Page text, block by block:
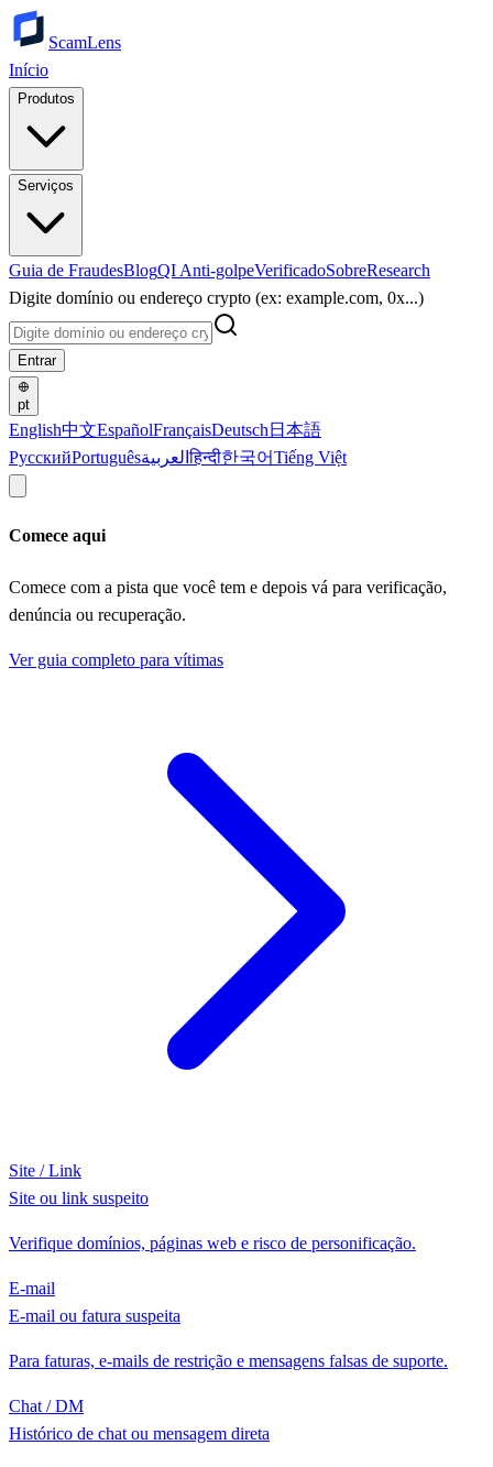
ScamLens
Início
Produtos
Serviços
Guia de FraudesBlogQI Anti-golpeVerificadoSobreResearch
Digite domínio ou endereço crypto (ex: example.com, 0x...)
Entrar
pt
English中文EspañolFrançaisDeutsch 日本語
РусскийPortuguêsالعربيةहिन्दी한국어Tiếng Việt
Comece aqui
Comece com a pista que você tem e depois vá para verificação,
denúncia ou recuperação.
Ver guia completo para vítimas
Site / Link
Site ou link suspeito
Verifique domínios, páginas web e risco de personificação.
E-mail
E-mail ou fatura suspeita
Para faturas, e-mails de restrição e mensagens falsas de suporte.
Chat / DM
Histórico de chat ou mensagem direta